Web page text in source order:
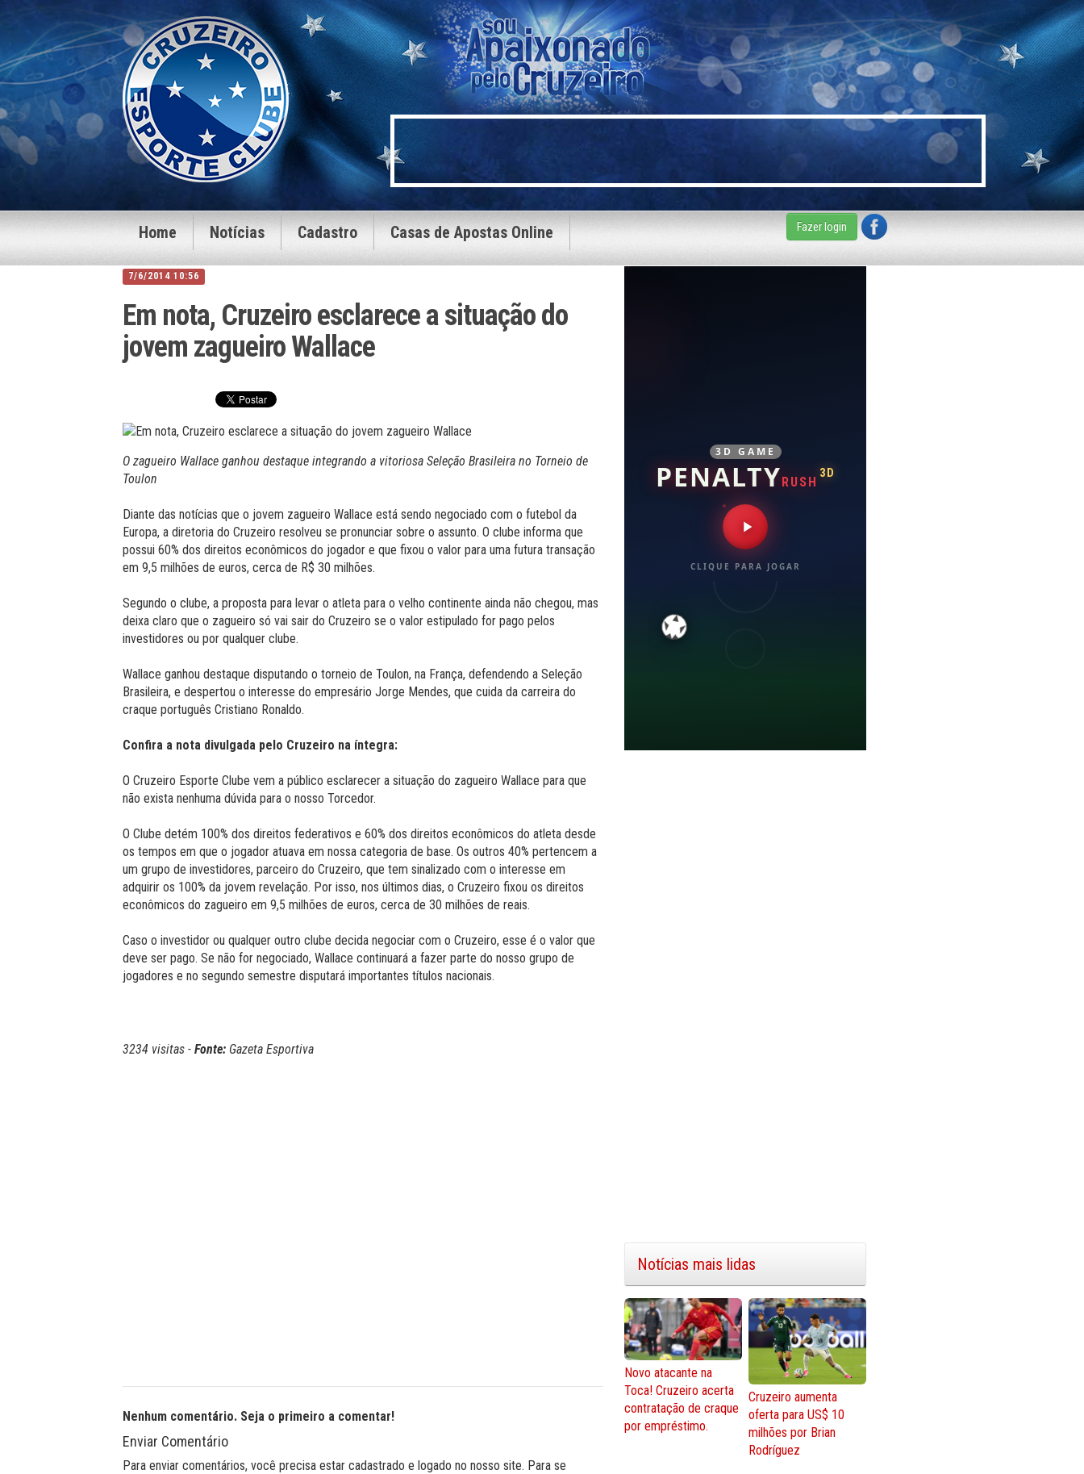
Home Notícias Cadastro Casas de Apostas Online Fazer login
7/6/2014 10:56
Em nota, Cruzeiro esclarece a situação do
jovem zagueiro Wallace
O zagueiro Wallace ganhou destaque integrando a vitoriosa Seleção Brasileira no Torneio de
Toulon
Diante das notícias que o jovem zagueiro Wallace está sendo negociado com o futebol da
Europa, a diretoria do Cruzeiro resolveu se pronunciar sobre o assunto. O clube informa que
possui 60% dos direitos econômicos do jogador e que fixou o valor para uma futura transação
em 9,5 milhões de euros, cerca de R$ 30 milhões.
Segundo o clube, a proposta para levar o atleta para o velho continente ainda não chegou, mas
deixa claro que o zagueiro só vai sair do Cruzeiro se o valor estipulado for pago pelos
investidores ou por qualquer clube.
Wallace ganhou destaque disputando o torneio de Toulon, na França, defendendo a Seleção
Brasileira, e despertou o interesse do empresário Jorge Mendes, que cuida da carreira do
craque português Cristiano Ronaldo.
Confira a nota divulgada pelo Cruzeiro na íntegra:
O Cruzeiro Esporte Clube vem a público esclarecer a situação do zagueiro Wallace para que
não exista nenhuma dúvida para o nosso Torcedor.
O Clube detém 100% dos direitos federativos e 60% dos direitos econômicos do atleta desde
os tempos em que o jogador atuava em nossa categoria de base. Os outros 40% pertencem a
um grupo de investidores, parceiro do Cruzeiro, que tem sinalizado com o interesse em
adquirir os 100% da jovem revelação. Por isso, nos últimos dias, o Cruzeiro fixou os direitos
econômicos do zagueiro em 9,5 milhões de euros, cerca de 30 milhões de reais.
Caso o investidor ou qualquer outro clube decida negociar com o Cruzeiro, esse é o valor que
deve ser pago. Se não for negociado, Wallace continuará a fazer parte do nosso grupo de
jogadores e no segundo semestre disputará importantes títulos nacionais.
3234 visitas - Fonte: Gazeta Esportiva
Nenhum comentário. Seja o primeiro a comentar!
Enviar Comentário
Para enviar comentários, você precisa estar cadastrado e logado no nosso site. Para se
3D GAME
PENALTYRUSH
3D
CLIQUE PARA JOGAR
Notícias mais lidas
Novo atacante na
Toca! Cruzeiro acerta
contratação de craque
por empréstimo.
Cruzeiro aumenta
oferta para US$ 10
milhões por Brian
Rodríguez